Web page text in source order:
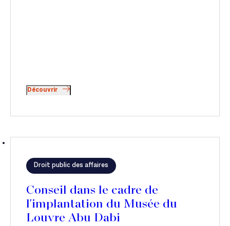
Découvrir
Droit public des affaires
Conseil dans le cadre de
l'implantation du Musée du
Louvre Abu Dabi